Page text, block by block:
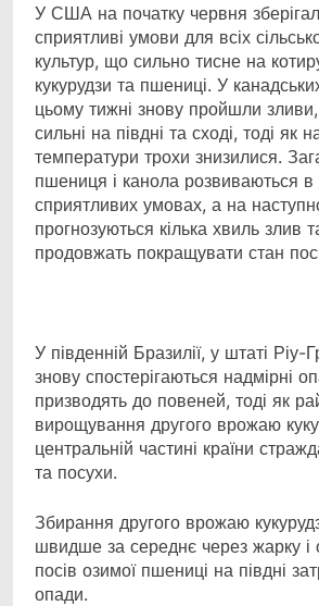
У США на початку червня
сприятливі умови для всіх
культур, що сильно тисне на
кукурудзи та пшениці. У
цьому тижні знову пройшли
сильні на півдні та сході, тоді як
температури трохи знизилися.
пшениця і канола розвиваються
сприятливих умовах, а на
прогнозуються кілька хвиль злив
продовжать покращувати стан
У південній Бразилії, у штаті Ріу-
знову спостерігаються надмірні
призводять до повеней, тоді як
вирощування другого врожаю
центральній частині країни
та посухи.
Збирання другого врожаю
швидше за середнє через жарку і
посів озимої пшениці на півдні
опади.